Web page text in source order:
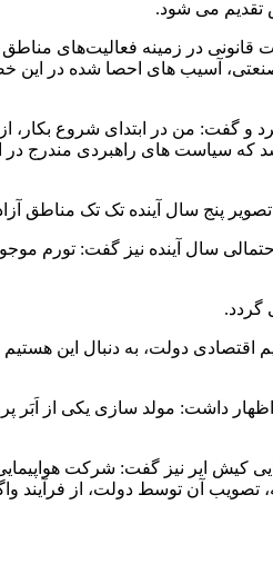
تقدیم می شود.
قانونی در زمینه فعالیت‌های
آسیب های احصا شده در این
و گفت: من در ابتدای شروع بکار،
که سیاست های راهبردی مندرج
پنج سال آینده تک تک مناطق
سال آینده نیز گفت: تورم
گردد.
اقتصادی دولت، به دنبال این
داشت: مولد سازی یکی از اَبَر
ایر نیز گفت: شرکت
تصویب آن توسط دولت، از فرآیند